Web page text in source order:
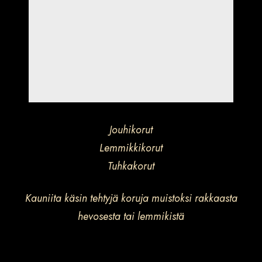
Jouhikorut
Lemmikkikorut
Tuhkakorut
Kauniita käsin tehtyjä koruja muistoksi rakkaasta
hevosesta tai lemmikistä